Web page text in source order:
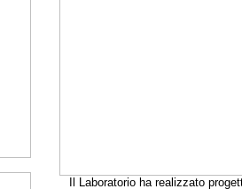
Il Laboratorio ha realizzato